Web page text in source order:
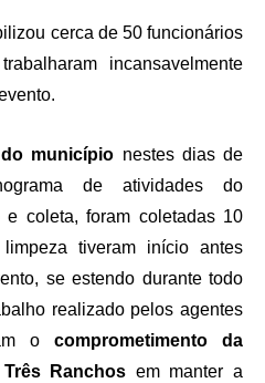
cerca de 50 funcionários
incansavelmente
município nestes dias de
de atividades do
e coleta, foram coletadas 10
tiveram início antes
se estendo durante todo
realizado pelos agentes
o comprometimento da
Ranchos em manter a